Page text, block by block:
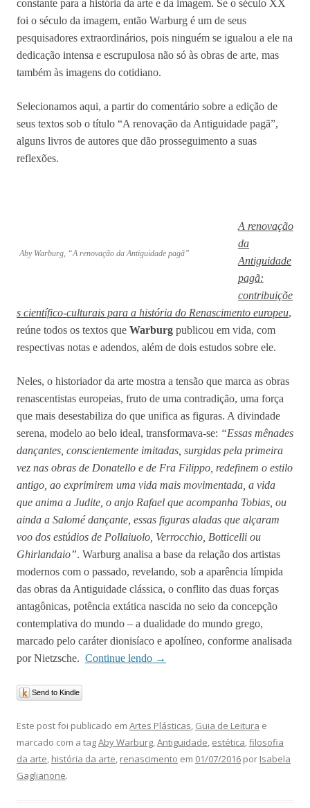
constante para a história da arte e da imagem. Se o século XX
foi o século da imagem, então Warburg é um de seus
pesquisadores extraordinários, pois ninguém se igualou a ele na
dedicação intensa e escrupulosa não só às obras de arte, mas
também às imagens do cotidiano.
Selecionamos aqui, a partir do comentário sobre a edição de
seus textos sob o título “A renovação da Antiguidade pagã”,
alguns livros de autores que dão prosseguimento a suas
reflexões.
Aby Warburg, “A renovação da Antiguidade pagã”
A renovação
da
Antiguidade
pagã:
contribuiçõe
s científico-culturais para a história do Renascimento europeu,
reúne todos os textos que Warburg publicou em vida, com
respectivas notas e adendos, além de dois estudos sobre ele.
Neles, o historiador da arte mostra a tensão que marca as obras
renascentistas europeias, fruto de uma contradição, uma força
que mais desestabiliza do que unifica as figuras. A divindade
serena, modelo ao belo ideal, transformava-se: “Essas mênades
dançantes, conscientemente imitadas, surgidas pela primeira
vez nas obras de Donatello e de Fra Filippo, redefinem o estilo
antigo, ao exprimirem uma vida mais movimentada, a vida
que anima a Judite, o anjo Rafael que acompanha Tobias, ou
ainda a Salomé dançante, essas figuras aladas que alçaram
voo dos estúdios de Pollaiuolo, Verrocchio, Botticelli ou
Ghirlandaio”. Warburg analisa a base da relação dos artistas
modernos com o passado, revelando, sob a aparência límpida
das obras da Antiguidade clássica, o conflito das duas forças
antagônicas, potência extática nascida no seio da concepção
contemplativa do mundo – a dualidade do mundo grego,
marcado pelo caráter dionisíaco e apolíneo, conforme analisada
por Nietzsche. Continue lendo →
Send to Kindle
Este post foi publicado em Artes Plásticas, Guia de Leitura e
marcado com a tagAby Warburg,Antiguidade, estética,filosofia
da arte, história da arte, renascimento em 01/07/2016 por Isabela
Gaglianone.